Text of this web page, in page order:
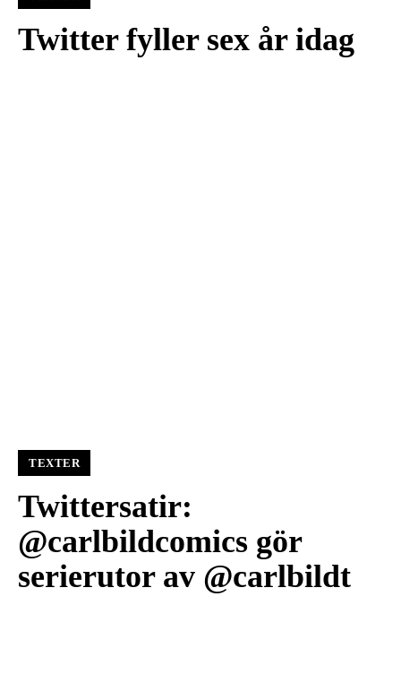
Twitter fyller sex år idag
TEXTER
Twittersatir:
@carlbildcomics gör
serierutor av @carlbildt